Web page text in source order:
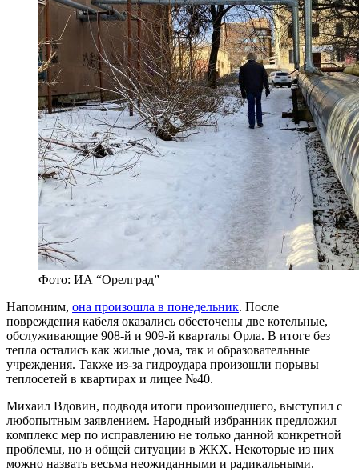
Фото: ИА “Орелград”
Напомним, она произошла в понедельник. После
повреждения кабеля оказались обесточены две котельные,
обслуживающие 908-й и 909-й кварталы Орла. В итоге без
тепла остались как жилые дома, так и образовательные
учреждения. Также из-за гидроудара произошли порывы
теплосетей в квартирах и лицее №40.
Михаил Вдовин, подводя итоги произошедшего, выступил с
любопытным заявлением. Народный избранник предложил
комплекс мер по исправлению не только данной конкретной
проблемы, но и общей ситуации в ЖКХ. Некоторые из них
можно назвать весьма неожиданными и радикальными.